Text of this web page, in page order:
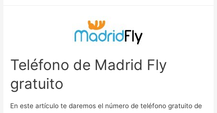
Teléfono de Madrid Fly
gratuito
En este artículo te daremos el número de teléfono gratuito de